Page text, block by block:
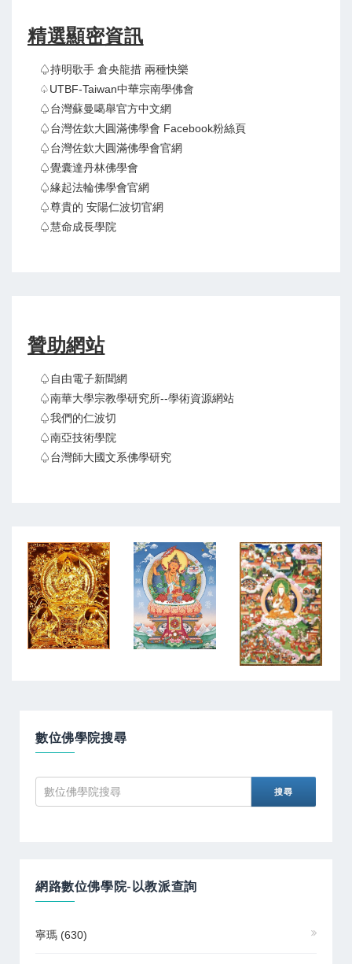
精選顯密資訊
♤持明歌手 倉央龍措 兩種快樂
♤UTBF-Taiwan中華宗南學佛會
♤台灣蘇曼噶舉官方中文網
♤台灣佐欽大圓滿佛學會 Facebook粉絲頁
♤台灣佐欽大圓滿佛學會官網
♤覺囊達丹林佛學會
♤緣起法輪佛學會官網
♤尊貴的 安陽仁波切官網
♤慧命成長學院
贊助網站
♤自由電子新聞網
♤南華大學宗教學研究所--學術資源網站
♤我們的仁波切
♤南亞技術學院
♤台灣師大國文系佛學研究
數位佛學院搜尋
網路數位佛學院-以教派查詢
寧瑪 (630)